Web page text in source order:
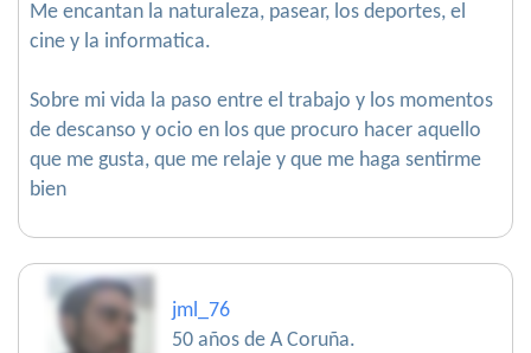
Me encantan la naturaleza, pasear, los deportes, el
cine y la informatica.
Sobre mi vida la paso entre el trabajo y los momentos
de descanso y ocio en los que procuro hacer aquello
que me gusta, que me relaje y que me haga sentirme
bien
jml_76
50 años de A Coruña.